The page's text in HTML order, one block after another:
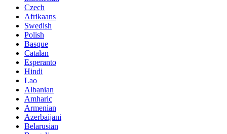
Czech
Afrikaans
Swedish
Polish
Basque
Catalan
Esperanto
Hindi
Lao
Albanian
Amharic
Armenian
Azerbaijani
Belarusian